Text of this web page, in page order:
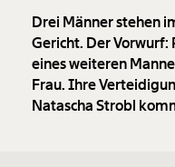
Drei Männer stehen
Gericht. Der Vorwurf:
eines weiteren
Frau. Ihre
Natascha Strobl